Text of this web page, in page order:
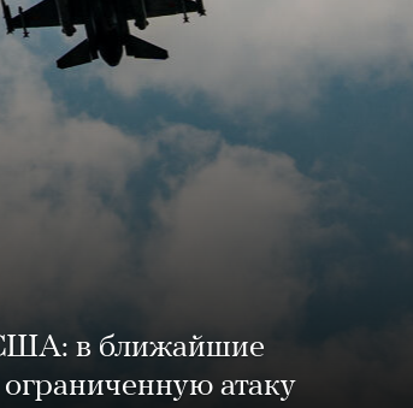
в ближайшие
атаку